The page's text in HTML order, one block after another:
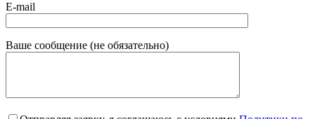
E-mail
Ваше сообщение (не обязательно)